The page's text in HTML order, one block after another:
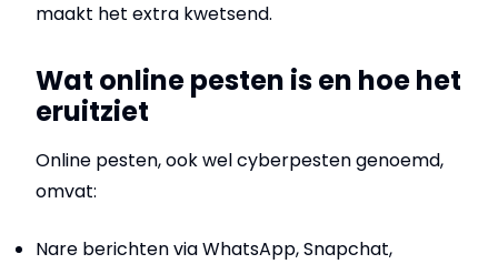
maakt het extra kwetsend.
Wat online pesten is en hoe het
eruitziet
Online pesten, ook wel cyberpesten genoemd,
omvat:
Nare berichten via WhatsApp, Snapchat,